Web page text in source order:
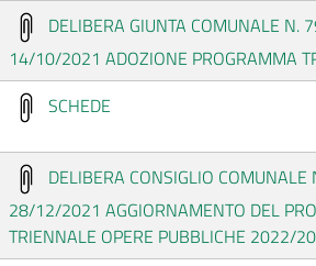
DELIBERA GIUNTA COMUNALE N.
14/10/2021 ADOZIONE PROGRAMMA
SCHEDE
DELIBERA CONSIGLIO COMUNALE
28/12/2021 AGGIORNAMENTO DEL
TRIENNALE OPERE PUBBLICHE 2022/